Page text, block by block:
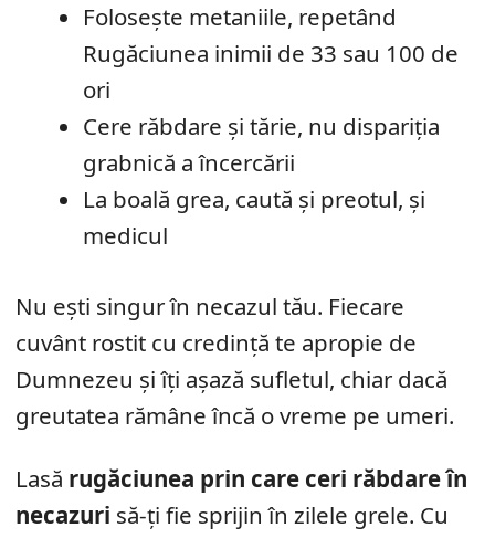
Folosește metaniile, repetând
Rugăciunea inimii de 33 sau 100 de
ori
Cere răbdare și tărie, nu dispariția
grabnică a încercării
La boală grea, caută și preotul, și
medicul
Nu ești singur în necazul tău. Fiecare
cuvânt rostit cu credință te apropie de
Dumnezeu și îți așază sufletul, chiar dacă
greutatea rămâne încă o vreme pe umeri.
Lasă rugăciunea prin care ceri răbdare în
necazuri să-ți fie sprijin în zilele grele. Cu